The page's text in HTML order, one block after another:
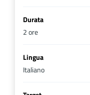
Durata
2 ore
Lingua
Italiano